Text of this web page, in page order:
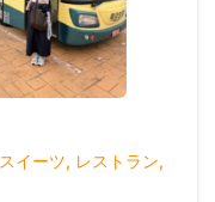
スイーツ, レストラン,